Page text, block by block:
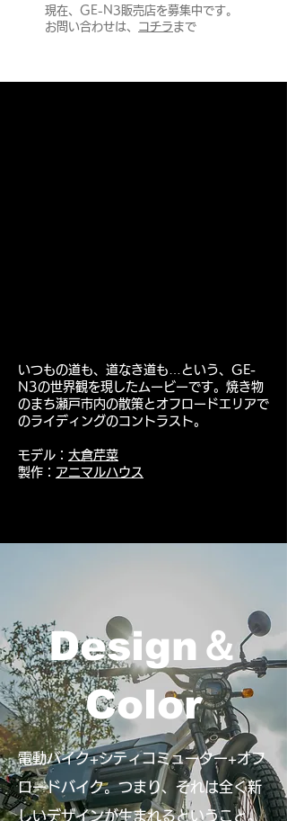
現在、GE-N3販売店を募集中です。
お問い合わせは、 コチラまで
いつもの道も、道なき道も…という、 GE-
N3の世界観を現したムービーです。焼き物
のまち瀬戸市内の散策とオフロードエリアで
のライディングのコントラスト。
モデル： 大倉芹菜
製作： アニマルハウス
Design＆
Color
電動バイク+シティコミューター+オフ
ロードバイク。つまり、それは全く新
しいデザインが生まれるということ。